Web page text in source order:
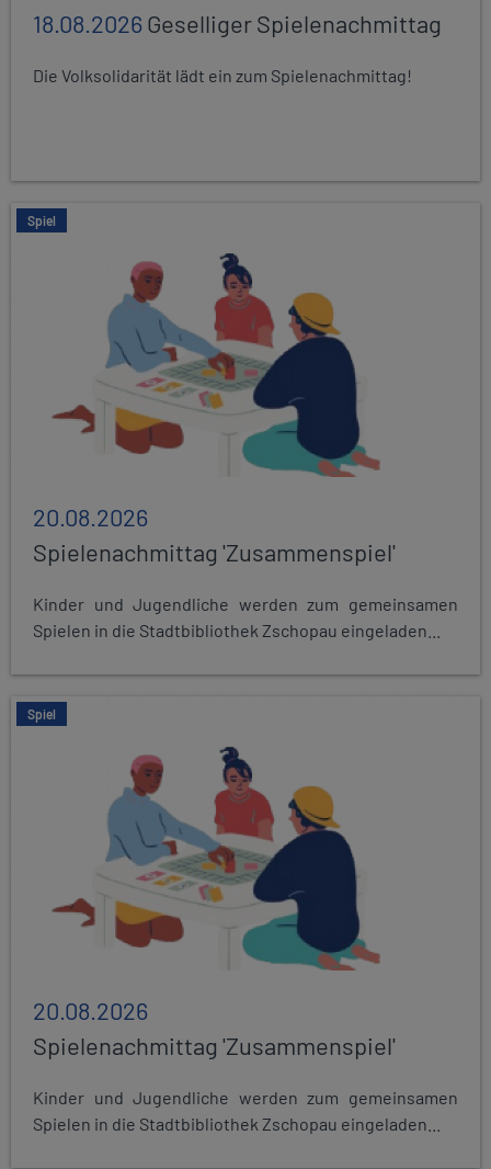
18.08.2026Geselliger Spielenachmittag
Die Volksolidarität lädt ein zum Spielenachmittag!
Spiel
20.08.2026
Spielenachmittag 'Zusammenspiel'
Kinder und Jugendliche werden zum gemeinsamen
Spielen in die Stadtbibliothek Zschopau eingeladen...
Spiel
20.08.2026
Spielenachmittag 'Zusammenspiel'
Kinder und Jugendliche werden zum gemeinsamen
Spielen in die Stadtbibliothek Zschopau eingeladen...